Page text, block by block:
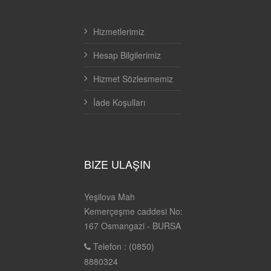
Hizmetlerimiz
Hesap Bilgilerimiz
Hizmet Sözlesmemiz
İade Koşulları
BIZE ULAŞIN
Yeşilova Mah
Kemerçeşme caddesi No:
167 Osmangazi - BURSA
Telefon : (0850)
8880324